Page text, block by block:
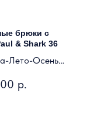
брюки с
& Shark 36
Лето-Осень
р.